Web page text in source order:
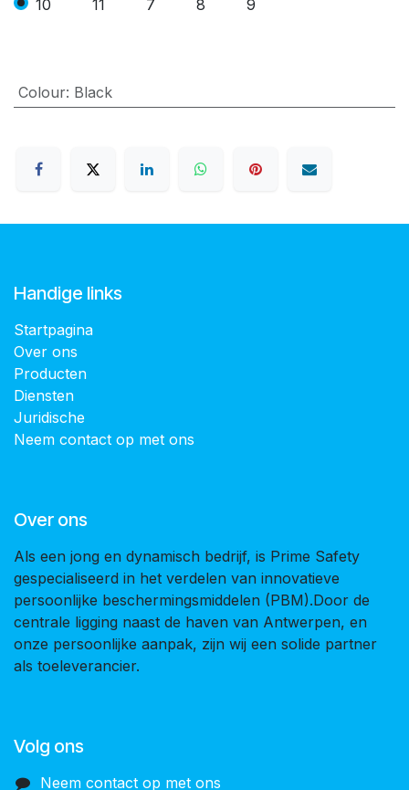
10 11 7 8 9
Colour: Black
Handige links
Startpagina
Over ons
Producten
Diensten
Juridische
Neem contact op met ons
Over ons
Als een jong en dynamisch bedrijf, is Prime Safety
gespecialiseerd in het verdelen van innovatieve
persoonlijke beschermingsmiddelen (PBM).Door de
centrale ligging naast de haven van Antwerpen, en
onze persoonlijke aanpak, zijn wij een solide partner
als toeleverancier.
Volg ons
Neem contact op met ons